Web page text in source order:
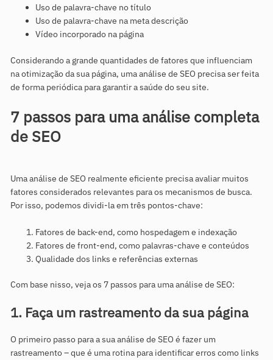
Uso de palavra-chave no título
Uso de palavra-chave na meta descrição
Vídeo incorporado na página
Considerando a grande quantidades de fatores que influenciam
na otimização da sua página, uma análise de SEO precisa ser feita
de forma periódica para garantir a saúde do seu site.
7 passos para uma análise completa
de SEO
Uma análise de SEO realmente eficiente precisa avaliar muitos
fatores considerados relevantes para os mecanismos de busca.
Por isso, podemos dividi-la em três pontos-chave:
Fatores de back-end, como hospedagem e indexação
Fatores de front-end, como palavras-chave e conteúdos
Qualidade dos links e referências externas
Com base nisso, veja os 7 passos para uma análise de SEO:
1. Faça um rastreamento da sua página
O primeiro passo para a sua análise de SEO é fazer um
rastreamento – que é uma rotina para identificar erros como links